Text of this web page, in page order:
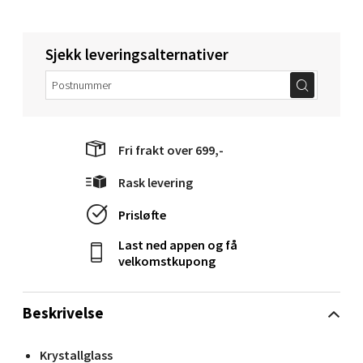
Beskrivelse
Krystallglass
Sjekk leveringsalternativer
Fri frakt over 699,-
Rask levering
Prisløfte
Last ned appen og få
velkomstkupong
0 i butikk
Velg
Narvik - Thon Senter Malmporten
Bolagsgata 1, 8514 Narvik
Åpent i dag 10-20
0 i butikk